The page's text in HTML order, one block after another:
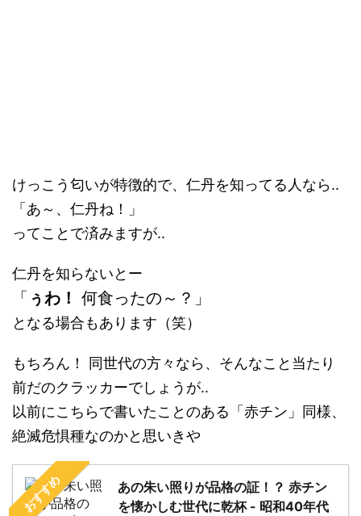
けっこう匂いが特徴的で、仁丹を知ってる人なら..
「あ～、仁丹ね！」
ってことで済みますが..
仁丹を知らないとー
「 ぅわ！ 何食ったの～？」
となる場合もあります（笑）
もちろん！ 同世代の方々なら、そんなこと当たり
前だのクラッカーでしょうが..
以前にこちらで書いたことのある「赤チン」同様、
絶滅危惧種なのかと思いきや
おすすめ
あの朱い照りが品格の証！？ 赤チン
を懐かしむ世代に乾杯 - 昭和40年代